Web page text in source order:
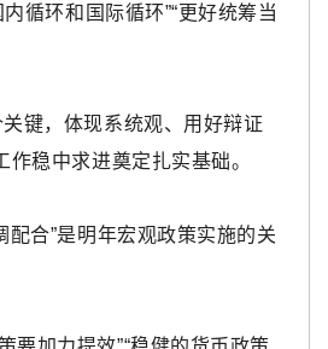
循环和国际循环”“更好统筹当
关键，体现系统观、用好辩证
作稳中求进奠定扎实基础。
配合”是明年宏观政策实施的关